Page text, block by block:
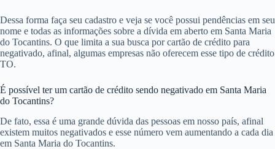
Dessa forma faça seu cadastro e veja se você possui pendências em seu
nome e todas as informações sobre a dívida em aberto em Santa Maria
do Tocantins. O que limita a sua busca por cartão de crédito para
negativado, afinal, algumas empresas não oferecem esse tipo de crédito
TO.
É possível ter um cartão de crédito sendo negativado em Santa Maria
do Tocantins?
De fato, essa é uma grande dúvida das pessoas em nosso país, afinal
existem muitos negativados e esse número vem aumentando a cada dia
em Santa Maria do Tocantins.